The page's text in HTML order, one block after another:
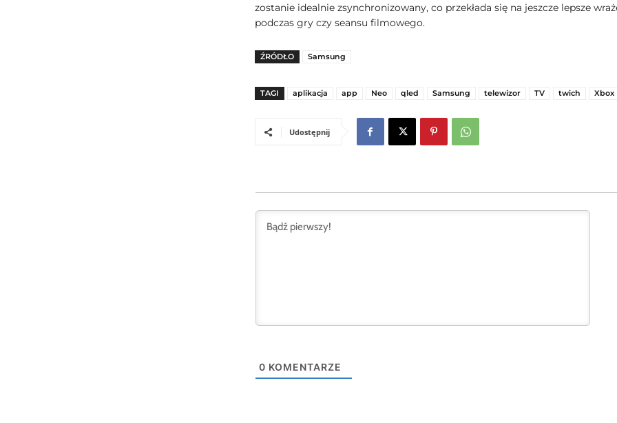
zostanie idealnie zsynchronizowany, co przekłada się na jeszcze lepsze
podczas gry czy seansu filmowego.
ŹRÓDŁO Samsung
TAGI aplikacja app Neo qled Samsung telewizor TV twich Xbox
Udostępnij
0 KOMENTARZE